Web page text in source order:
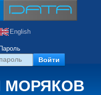
English
Пароль
МОРЯКОВ